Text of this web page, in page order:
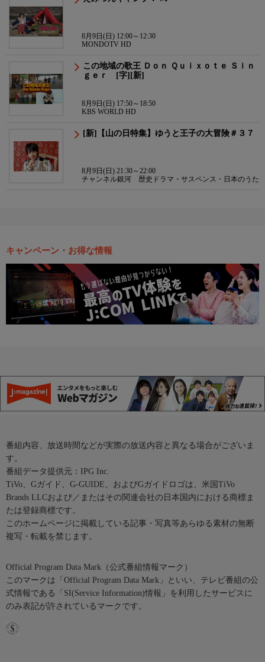
8月9日(日) 12:00～12:30
MONDOTV HD
この地域の歌王 Ｄｏｎ Ｑｕｉｘｏｔｅ Ｓｉｎ
ｇｅｒ [字][新]
8月9日(日) 17:50～18:50
KBS WORLD HD
[新]【山の日特集】ゆうと王子の大冒険＃３７
8月9日(日) 21:30～22:00
チャンネル銀河 歴史ドラマ・サスペンス・日本のうた
キャンペーン・お得な情報
番組内容、放送時間などが実際の放送内容と異なる場合がございま
す。
番組データ提供元：IPG Inc.
TiVo、Gガイド、G-GUIDE、およびGガイドロゴは、米国TiVo
Brands LLCおよび／またはその関連会社の日本国内における商標ま
たは登録商標です。
このホームページに掲載している記事・写真等あらゆる素材の無断
複写・転載を禁じます。
Official Program Data Mark（公式番組情報マーク）
このマークは「Official Program Data Mark」といい、テレビ番組の公
式情報である「SI(Service Information)情報」を利用したサービスに
のみ表記が許されているマークです。